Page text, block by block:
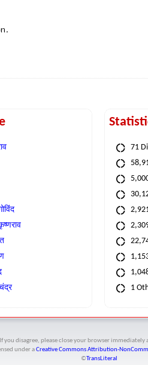
71
1
you disagree, please close your browser
under aCreative Commons Attribution-
©TransLiteral